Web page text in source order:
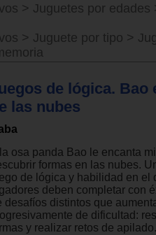
> Juguetes por edades
> Juguete por tipo >
de lógica. Bao
las nubes
osa panda Bao le encanta
formas en las nubes.
de lógica y habilidad en el
deben completar con
desafíos distintos que
de dificultad:
y realizar retos de apilado.